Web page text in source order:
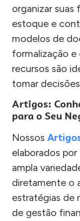
organizar suas
estoque e
modelos de
formalização e
recursos são
tomar
Artigos:
para o Seu
Nossos
elaborados
ampla
diretamente o
estratégias de
de gestão